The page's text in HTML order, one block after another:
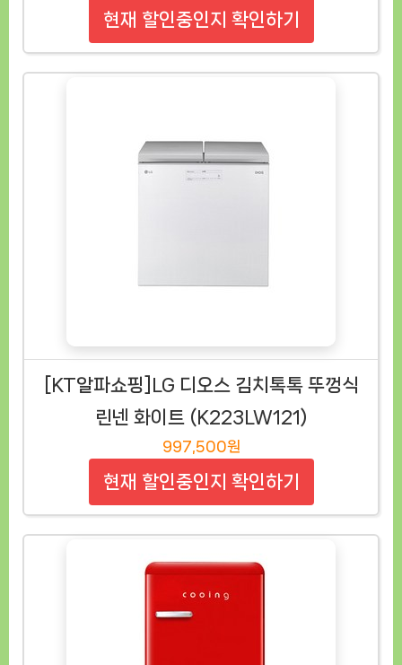
현재 할인중인지 확인하기
[KT알파쇼핑]LG 디오스 김치톡톡 뚜껑식
린넨 화이트 (K223LW121)
997,500원
현재 할인중인지 확인하기